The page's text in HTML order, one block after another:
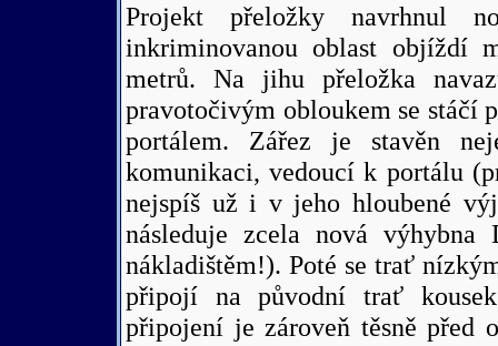
Projekt přeložky navrhnul
inkriminovanou oblast objíždí
metrů. Na jihu přeložka
pravotočivým obloukem se stáčí
portálem. Zářez je stavěn
komunikaci, vedoucí k portálu
nejspíš už i v jeho hloubené
následuje zcela nová
nákladištěm!). Poté se trať
připojí na původní trať
připojení je zároveň těsně před